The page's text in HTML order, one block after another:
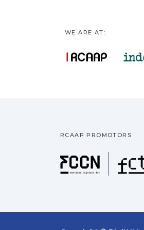
WE ARE AT:
RCAAP PROMOTORS